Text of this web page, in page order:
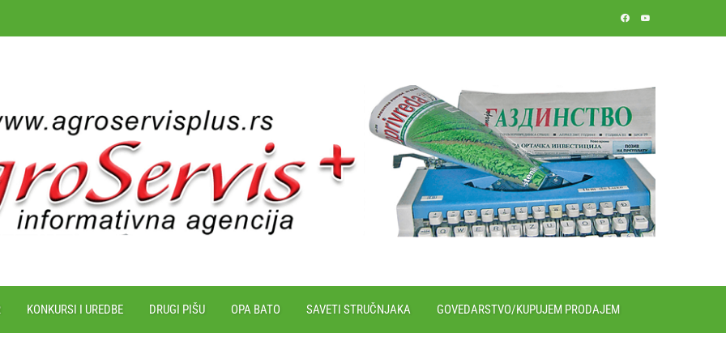
KONKURSI I UREDBE DRUGI PIŠU OPA BATO SAVETI STRUČNJAKA GOVEDARSTVO/KUPUJEM PRODAJEM